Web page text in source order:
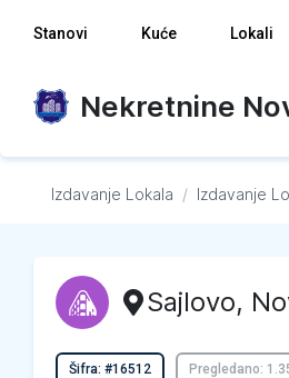
Stanovi Kuće Lokali
Nekretnine
Izdavanje Lokala / Izdavanje
Sajlovo,
Šifra: #16512 Pregledano: